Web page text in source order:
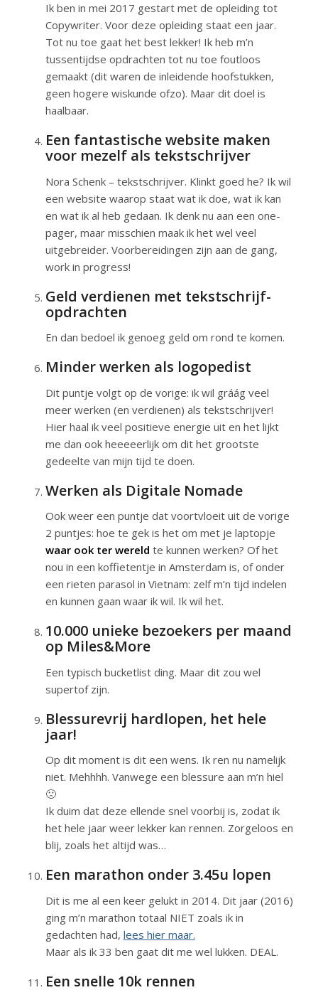
Ik ben in mei 2017 gestart met de opleiding tot
Copywriter. Voor deze opleiding staat een jaar.
Tot nu toe gaat het best lekker! Ik heb m’n
tussentijdse opdrachten tot nu toe foutloos
gemaakt (dit waren de inleidende hoofstukken,
geen hogere wiskunde ofzo). Maar dit doel is
haalbaar.
Een fantastische website maken
voor mezelf als tekstschrijver
Nora Schenk – tekstschrijver. Klinkt goed he? Ik wil
een website waarop staat wat ik doe, wat ik kan
en wat ik al heb gedaan. Ik denk nu aan een one-
pager, maar misschien maak ik het wel veel
uitgebreider. Voorbereidingen zijn aan de gang,
work in progress!
Geld verdienen met tekstschrijf-
opdrachten
En dan bedoel ik genoeg geld om rond te komen.
Minder werken als logopedist
Dit puntje volgt op de vorige: ik wil gráág veel
meer werken (en verdienen) als tekstschrijver!
Hier haal ik veel positieve energie uit en het lijkt
me dan ook heeeeerlijk om dit het grootste
gedeelte van mijn tijd te doen.
Werken als Digitale Nomade
Ook weer een puntje dat voortvloeit uit de vorige
2 puntjes: hoe te gek is het om met je laptopje
waar ook ter wereld te kunnen werken? Of het
nou in een koffietentje in Amsterdam is, of onder
een rieten parasol in Vietnam: zelf m’n tijd indelen
en kunnen gaan waar ik wil. Ik wil het.
10.000 unieke bezoekers per maand
op Miles&More
Een typisch bucketlist ding. Maar dit zou wel
supertof zijn.
Blessurevrij hardlopen, het hele
jaar!
Op dit moment is dit een wens. Ik ren nu namelijk
niet. Mehhhh. Vanwege een blessure aan m’n hiel
🙁
Ik duim dat deze ellende snel voorbij is, zodat ik
het hele jaar weer lekker kan rennen. Zorgeloos en
blij, zoals het altijd was…
Een marathon onder 3.45u lopen
Dit is me al een keer gelukt in 2014. Dit jaar (2016)
ging m’n marathon totaal NIET zoals ik in
gedachten had, lees hier maar.
Maar als ik 33 ben gaat dit me wel lukken. DEAL.
Een snelle 10k rennen